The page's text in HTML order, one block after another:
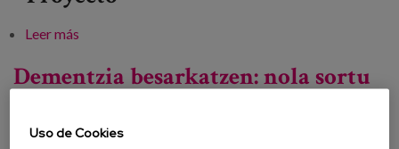
Leer más
Dementzia besarkatzen: nola sortu
Uso de Cookies